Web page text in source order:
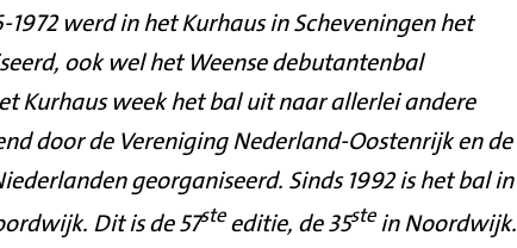
werd in het Kurhaus in Scheveningen het
ook wel het Weense debutantenbal
Kurhaus week het bal uit naar allerlei andere
door de Vereniging Nederland-Oostenrijk en de
georganiseerd. Sinds 1992 is het bal in
Dit is de 57steeditie, de 35stein Noordwijk.